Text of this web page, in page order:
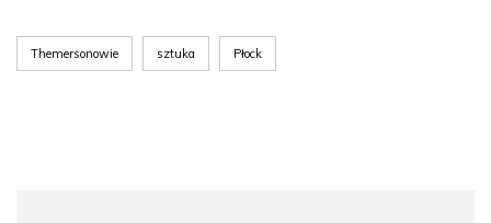
Themersonowie sztuka Płock